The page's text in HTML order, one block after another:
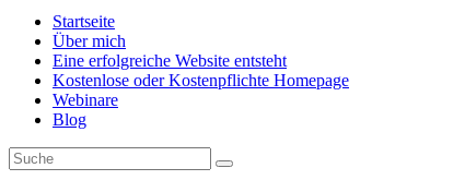
Startseite
Über mich
Eine erfolgreiche Website entsteht
Kostenlose oder Kostenpflichte Homepage
Webinare
Blog